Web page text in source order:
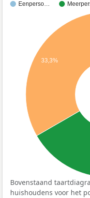
Eenperso…
33,3%
Bovenstaand
huishoudens voor het